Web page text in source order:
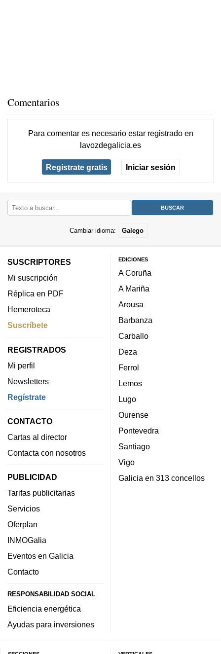
Comentarios
Para comentar es necesario estar registradoen
lavozdegalicia.es
Regístrate gratis Iniciar sesión
Cambiar idioma: Galego
SUSCRIPTORES
Mi suscripción
Réplica en PDF
Hemeroteca
Suscríbete
REGISTRADOS
Mi perfil
Newsletters
Regístrate
CONTACTO
Cartas al director
Contacta con nosotros
PUBLICIDAD
Tarifas publicitarias
Servicios
Oferplan
INMOGalia
Eventos en Galicia
Contacto
RESPONSABILIDAD SOCIAL
Eficiencia energética
Ayudas para inversiones
EDICIONES
A Coruña
A Mariña
Arousa
Barbanza
Carballo
Deza
Ferrol
Lemos
Lugo
Ourense
Pontevedra
Santiago
Vigo
Galicia en 313 concellos